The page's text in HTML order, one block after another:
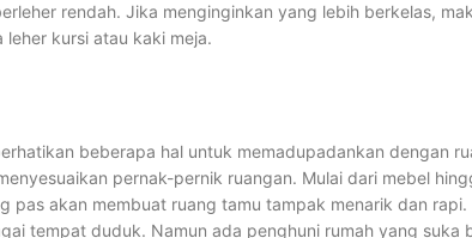
rendah. Jika menginginkan yang lebih berkelas,
kursi atau kaki meja.
beberapa hal untuk memadupadankan dengan
pernak-pernik ruangan. Mulai dari mebel
pas akan membuat ruang tamu tampak menarik dan rapi.
tempat duduk. Namun ada penghuni rumah yang suka